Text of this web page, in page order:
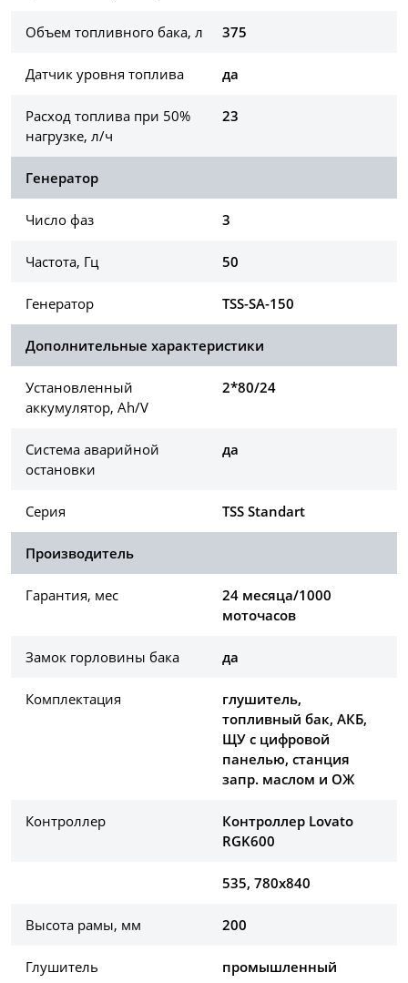
Объем топливного бака, л 375
Датчик уровня топлива да
Расход топлива при 50%
нагрузке, л/ч
23
Генератор
Число фаз 3
Частота, Гц 50
Генератор TSS-SA-150
Дополнительные характеристики
Установленный
аккумулятор, Ah/V
2*80/24
Система аварийной
остановки
да
Серия TSS Standart
Производитель
Гарантия, мес
24 месяца/1000
моточасов
Замок горловины бака да
Комплектация
глушитель,
топливный бак, АКБ,
ЩУ с цифровой
панелью, станция
запр. маслом и ОЖ
Контроллер
Контроллер Lovato
RGK600
535, 780х840
Высота рамы, мм 200
Глушитель промышленный